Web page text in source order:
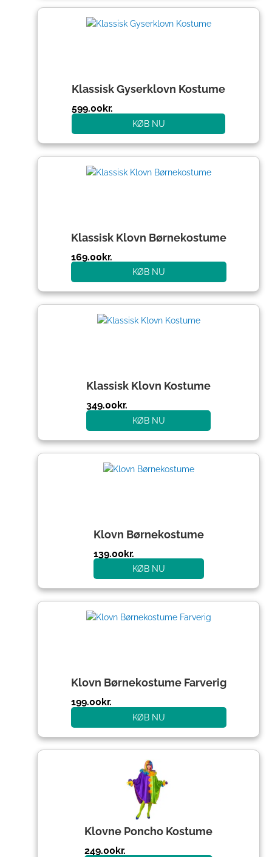
Klassisk Gyserklovn Kostume
599.00kr.
KØB NU
Klassisk Klovn Børnekostume
169.00kr.
KØB NU
Klassisk Klovn Kostume
349.00kr.
KØB NU
Klovn Børnekostume
139.00kr.
KØB NU
Klovn Børnekostume Farverig
199.00kr.
KØB NU
Klovne Poncho Kostume
249.00kr.